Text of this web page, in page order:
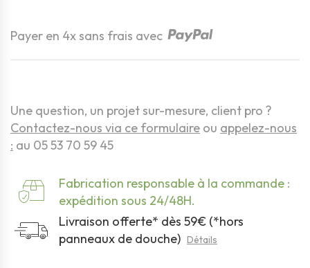
Payer en 4x sans frais avec
Une question, un projet sur-mesure, client pro ?
Contactez-nous via ce formulaire ou appelez-nous
: au 05 53 70 59 45
Fabrication responsable à la commande :
expédition sous 24/48H.
Livraison offerte* dès 59€ (*hors
panneaux de douche) Détails